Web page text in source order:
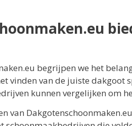
begrijpen we het
vinden van de juiste dakgoot
kunnen vergelijken om
van